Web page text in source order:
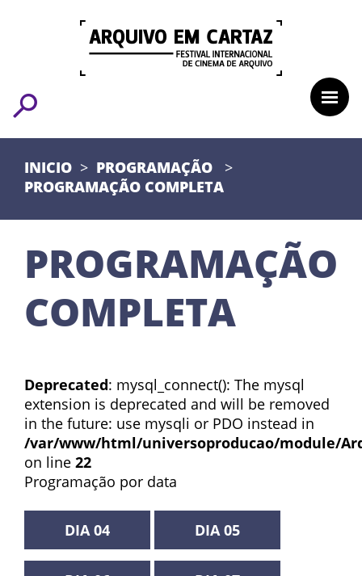
INICIO
PROGRAMAÇÃO
PROGRAMAÇÃO COMPLETA
PROGRAMAÇÃO
COMPLETA
Deprecated: mysql_connect(): The mysql
extension is deprecated and will be removed
in the future: use mysqli or PDO instead in
/var/www/html/universoproducao/module/
on line 22
Programação por data
DIA 04 DIA 05